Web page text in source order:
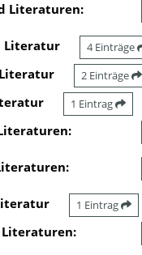
Literaturen:
Literatur 4 Einträge
2 Einträge
1 Eintrag
1 Eintrag
Literaturen: